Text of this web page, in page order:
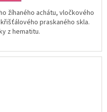
žíhaného achátu, vločkového
praskaného skla.
z hematitu.